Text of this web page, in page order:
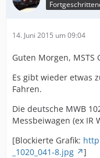
14. Juni 2015 um 09:04
Guten Morgen, MSTS
Es gibt wieder etwas
Fahren.
Die deutsche MWB
Messbeiwagen (ex IR
[Blockierte Grafik:
_1020_041-8.jpg
]